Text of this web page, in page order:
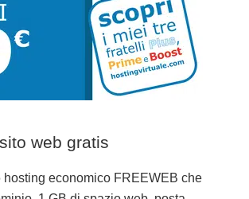
web gratis
hosting economico FREEWEB che